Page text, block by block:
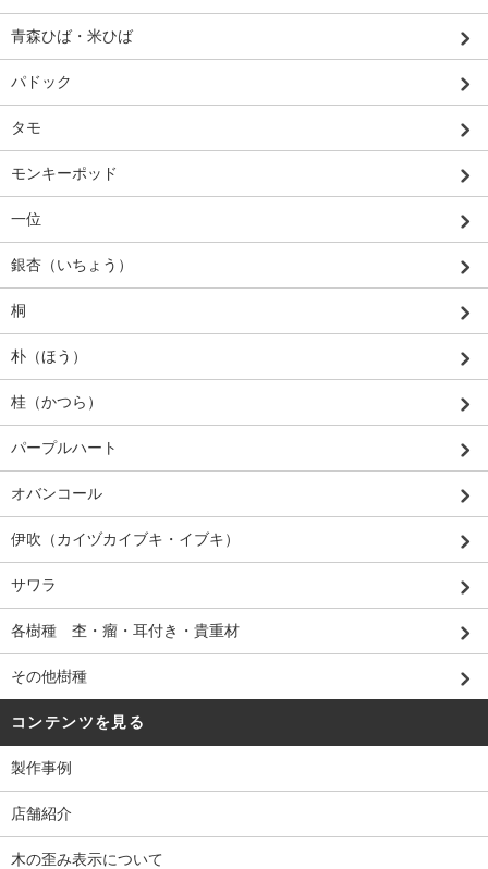
青森ひば・米ひば
パドック
タモ
モンキーポッド
一位
銀杏（いちょう）
桐
朴（ほう）
桂（かつら）
パープルハート
オバンコール
伊吹（カイヅカイブキ・イブキ）
サワラ
各樹種 杢・瘤・耳付き・貴重材
その他樹種
コンテンツを見る
製作事例
店舗紹介
木の歪み表示について